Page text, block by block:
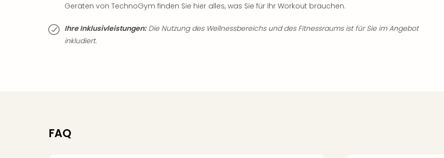
Geräten von TechnoGym finden Sie hier alles, was Sie für Ihr Workout brauchen.
Ihre Inklusivleistungen:Die Nutzung des Wellnessbereichs und des Fitnessraums ist für Sie im Angebot
inkludiert.
FAQ